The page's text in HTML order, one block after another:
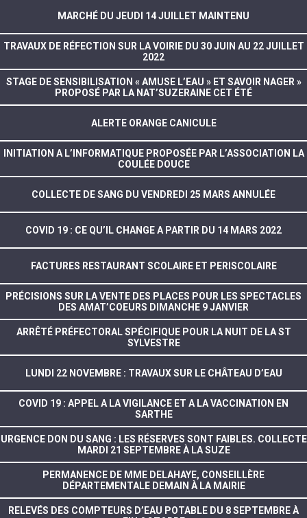
MARCHÉ DU JEUDI 14 JUILLET MAINTENU
TRAVAUX DE RÉFECTION SUR LA VOIRIE DU 30 JUIN AU 22 JUILLET
2022
STAGE DE SENSIBILISATION « AMUSE L’EAU » ET SAVOIR NAGER »
PROPOSÉ PAR LA NAT’SUZERAINE CET ÉTÉ
ALERTE ORANGE CANICULE
INITIATION A L’INFORMATIQUE PROPOSÉE PAR L’ASSOCIATION LA
COULÉE DOUCE
COLLECTE DE SANG DU VENDREDI 25 MARS ANNULÉE
COVID 19 : CE QU’IL CHANGE A PARTIR DU 14 MARS 2022
FACTURES RESTAURANT SCOLAIRE ET PERISCOLAIRE
PRÉCISIONS SUR LA VENTE DES PLACES POUR LES SPECTACLES
DES AMAT’COEURS DIMANCHE 9 JANVIER
ARRÊTÉ PRÉFECTORAL SPÉCIFIQUE POUR LA NUIT DE LA ST
SYLVESTRE
LUNDI 22 NOVEMBRE : TRAVAUX SUR LE CHÂTEAU D’EAU
COVID 19 : APPEL A LA VIGILANCE ET A LA VACCINATION EN
SARTHE
URGENCE DON DU SANG : LES RÉSERVES SONT FAIBLES. COLLECTE
MARDI 21 SEPTEMBRE À LA SUZE
PERMANENCE DE MME DELAHAYE, CONSEILLÈRE
DÉPARTEMENTALE DEMAIN À LA MAIRIE
RELEVÉS DES COMPTEURS D’EAU POTABLE DU 8 SEPTEMBRE À